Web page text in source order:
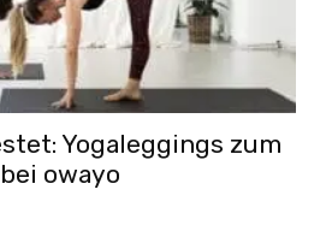
Yogaleggings zum
owayo